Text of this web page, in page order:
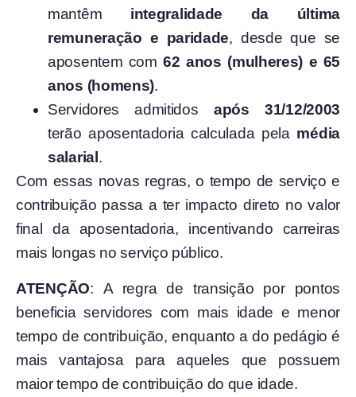
mantêm integralidade da última
remuneração e paridade, desde que se
aposentem com62 anos (mulheres) e 65
anos (homens).
Servidores admitidos após 31/12/2003
terão aposentadoria calculada pela média
salarial .
Com essas novas regras, o tempo de serviço e
contribuição passa a ter impacto direto no valor
final da aposentadoria, incentivando carreiras
mais longas no serviço público.
ATENÇÃO: A regra de transição por pontos
beneficia servidores com mais idade e menor
tempo de contribuição, enquanto a do pedágio é
mais vantajosa para aqueles que possuem
maior tempo de contribuição do que idade.